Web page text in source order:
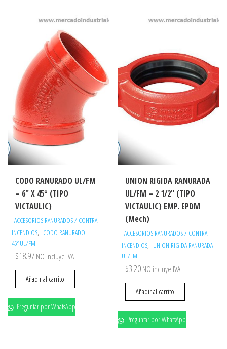
CODO RANURADO UL/FM
– 6″ X 45° (TIPO
VICTAULIC)
ACCESORIOS RANURADOS / CONTRA
INCENDIOS, CODO RANURADO
45°UL/FM
$18.97 NO incluye IVA
Añadir al carrito
Preguntar por WhatsApp
UNION RIGIDA RANURADA
UL/FM – 2 1/2″ (TIPO
VICTAULIC) EMP. EPDM
(Mech)
ACCESORIOS RANURADOS / CONTRA
INCENDIOS, UNION RIGIDA RANURADA
UL/FM
$3.20 NO incluye IVA
Añadir al carrito
Preguntar por WhatsApp